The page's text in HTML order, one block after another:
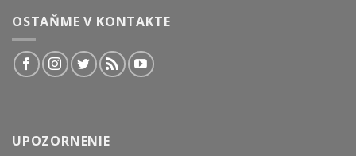
OSTAŇME V KONTAKTE
UPOZORNENIE